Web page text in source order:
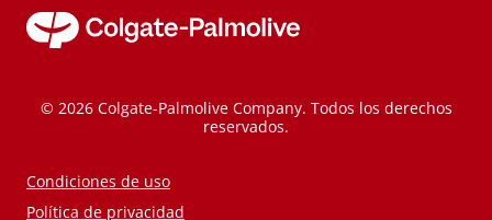
© 2026 Colgate-Palmolive Company. Todos los derechos
reservados.
Condiciones de uso
Política de privacidad